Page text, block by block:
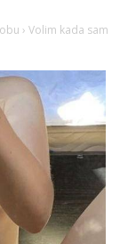
› Volim kada sam